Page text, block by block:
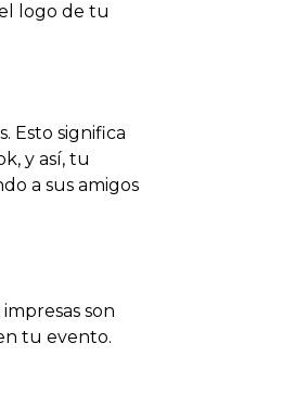
logo de tu
Esto significa
y así, tu
a sus amigos
son
tu evento.